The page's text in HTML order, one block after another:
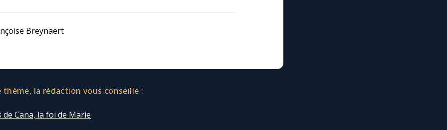
Breynaert
thème, la rédaction vous conseille :
de Cana, la foi de Marie